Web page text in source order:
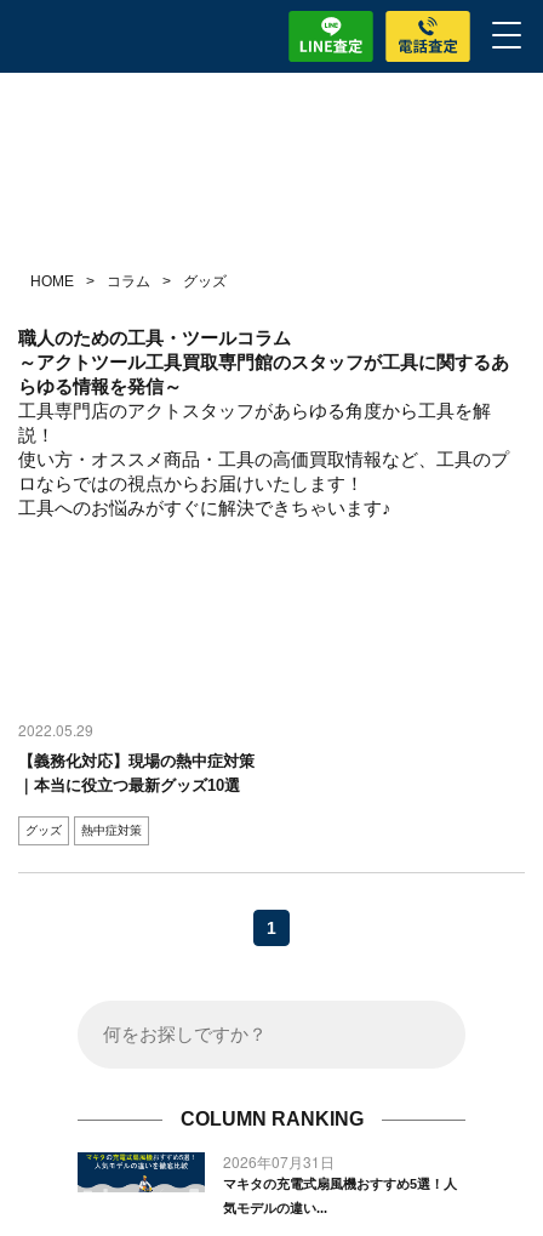
HOME > コラム > グッズ
職人のための工具・ツールコラム
～アクトツール工具買取専門館のスタッフが工具に関するあ
らゆる情報を発信～
工具専門店のアクトスタッフがあらゆる角度から工具を解
説！
使い方・オススメ商品・工具の高価買取情報など、工具のプ
ロならではの視点からお届けいたします！
工具へのお悩みがすぐに解決できちゃいます♪
2022.05.29
【義務化対応】現場の熱中症対策
｜本当に役立つ最新グッズ10選
グッズ 熱中症対策
1
COLUMN RANKING
2026年07月31日
マキタの充電式扇風機おすすめ5選！人
気モデルの違い...